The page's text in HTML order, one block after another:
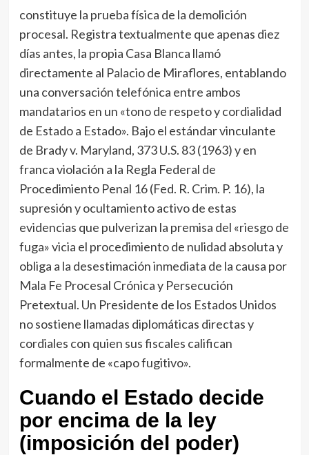
constituye la prueba física de la demolición
procesal. Registra textualmente que apenas diez
días antes, la propia Casa Blanca llamó
directamente al Palacio de Miraflores, entablando
una conversación telefónica entre ambos
mandatarios en un «tono de respeto y cordialidad
de Estado a Estado». Bajo el estándar vinculante
de Brady v. Maryland, 373 U.S. 83 (1963) y en
franca violación a la Regla Federal de
Procedimiento Penal 16 (Fed. R. Crim. P. 16), la
supresión y ocultamiento activo de estas
evidencias que pulverizan la premisa del «riesgo de
fuga» vicia el procedimiento de nulidad absoluta y
obliga a la desestimación inmediata de la causa por
Mala Fe Procesal Crónica y Persecución
Pretextual. Un Presidente de los Estados Unidos
no sostiene llamadas diplomáticas directas y
cordiales con quien sus fiscales califican
formalmente de «capo fugitivo».
Cuando el Estado decide
por encima de la ley
(imposición del poder)